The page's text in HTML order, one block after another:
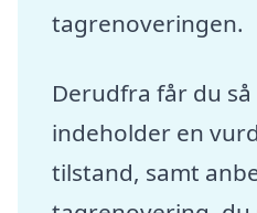
tagrenoveringen.
Derudfra får du
indeholder en
tilstand, samt